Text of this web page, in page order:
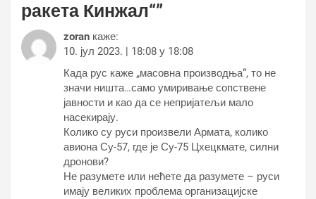
ракета Кинжал“”
zoran каже:
10. јул 2023. | 18:08 у 18:08
Када рус каже „масовна производња“, то не
значи ништа…само умиривање сопствене
јавности и као да се непријатељи мало
насекирају.
Колико су руси произвели Армата, колико
авиона Су-57, где је Су-75 Цхецкмате, силни
дронови?
Не разумете или нећете да разумете – руси
имају великих проблема организацијске